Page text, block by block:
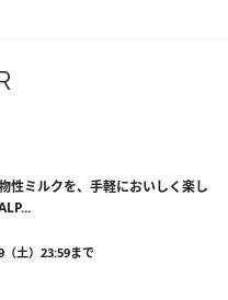
性ミルクを、手軽においしく楽し
（土）23:59まで